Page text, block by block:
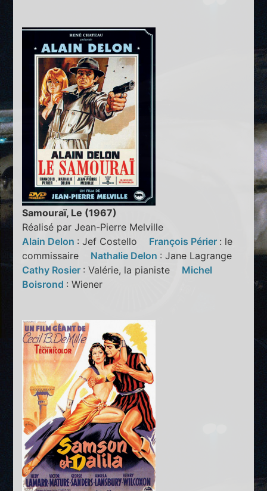
Samouraï, Le (1967)
Réalisé par Jean-Pierre Melville
Alain Delon : Jef Costello François Périer : le
commissaire Nathalie Delon : Jane Lagrange
Cathy Rosier : Valérie, la pianiste Michel
Boisrond : Wiener